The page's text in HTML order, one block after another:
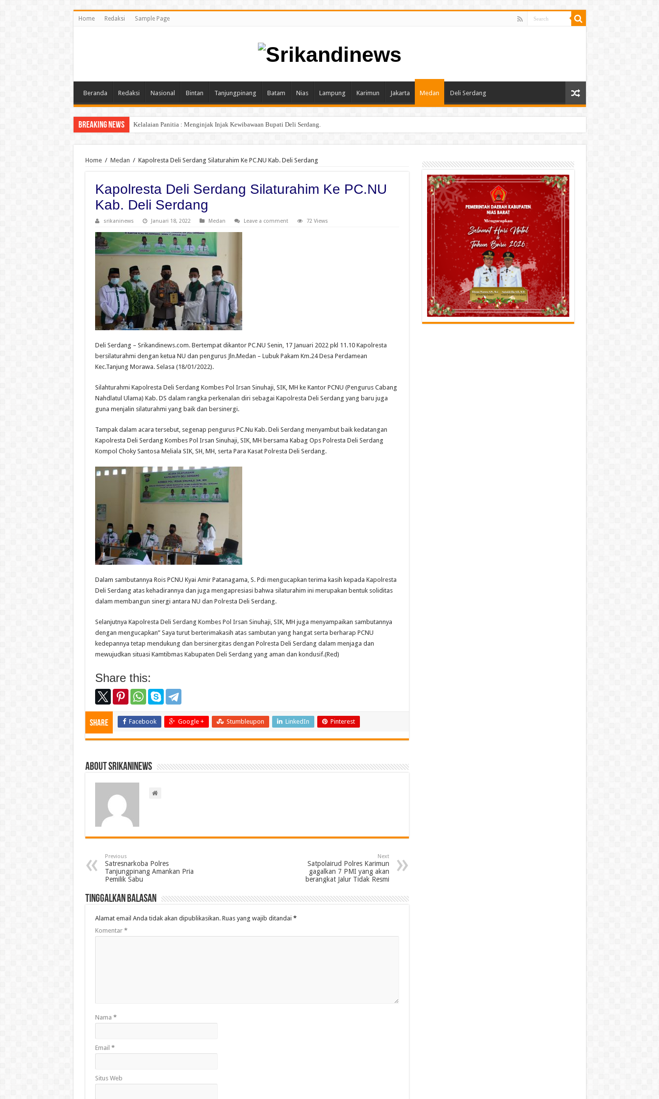
Home Redaksi Sample Page
Beranda Redaksi Nasional Bintan Tanjungpinang Batam Nias Lampung Karimun Jakarta Medan Deli Serdang
Breaking News Kelalaian Panitia : Menginjak Injak Kewibawaan Bupati Deli Serdang.
Home / Medan / Kapolresta Deli Serdang Silaturahim Ke PC.NU Kab. Deli Serdang
Kapolresta Deli Serdang Silaturahim Ke PC.NU
Kab. Deli Serdang
srikaninews Januari 18, 2022 Medan Leave a comment 72 Views
Deli Serdang – Srikandinews.com. Bertempat dikantor PC.NU Senin, 17 Januari 2022 pkl 11.10 Kapolresta
bersilaturahmi dengan ketua NU dan pengurus Jln.Medan – Lubuk Pakam Km.24 Desa Perdamean
Kec.Tanjung Morawa. Selasa (18/01/2022).
Silahturahmi Kapolresta Deli Serdang Kombes Pol Irsan Sinuhaji, SIK, MH ke Kantor PCNU (Pengurus Cabang
Nahdlatul Ulama) Kab. DS dalam rangka perkenalan diri sebagai Kapolresta Deli Serdang yang baru juga
guna menjalin silaturahmi yang baik dan bersinergi.
Tampak dalam acara tersebut, segenap pengurus PC.Nu Kab. Deli Serdang menyambut baik kedatangan
Kapolresta Deli Serdang Kombes Pol Irsan Sinuhaji, SIK, MH bersama Kabag Ops Polresta Deli Serdang
Kompol Choky Santosa Meliala SIK, SH, MH, serta Para Kasat Polresta Deli Serdang.
Dalam sambutannya Rois PCNU Kyai Amir Patanagama, S. Pdi mengucapkan terima kasih kepada Kapolresta
Deli Serdang atas kehadirannya dan juga mengapresiasi bahwa silaturahim ini merupakan bentuk soliditas
dalam membangun sinergi antara NU dan Polresta Deli Serdang.
Selanjutnya Kapolresta Deli Serdang Kombes Pol Irsan Sinuhaji, SIK, MH juga menyampaikan sambutannya
dengan mengucapkan” Saya turut berterimakasih atas sambutan yang hangat serta berharap PCNU
kedepannya tetap mendukung dan bersinergitas dengan Polresta Deli Serdang dalam menjaga dan
mewujudkan situasi Kamtibmas Kabupaten Deli Serdang yang aman dan kondusif.(Red)
Share this:
Share Facebook Google + Stumbleupon LinkedIn Pinterest
About srikaninews
Previous
Satresnarkoba Polres
Tanjungpinang Amankan Pria
Pemilik Sabu
Next
Satpolairud Polres Karimun
gagalkan 7 PMI yang akan
berangkat Jalur Tidak Resmi
Tinggalkan Balasan
Alamat email Anda tidak akan dipublikasikan. Ruas yang wajib ditandai *
Komentar *
Nama *
Email *
Situs Web